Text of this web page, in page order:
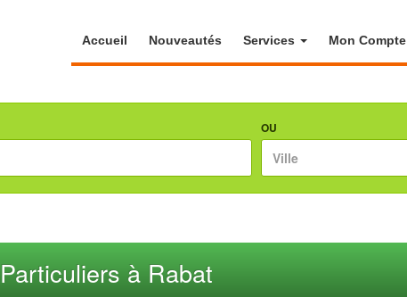
Accueil Nouveautés Services Mon Compte
OU
à Rabat